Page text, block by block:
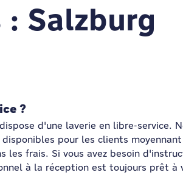
Salzburg
?
d'une laverie en libre-service.
pour les clients
les frais. Si vous avez besoin
à la réception est toujours prêt à